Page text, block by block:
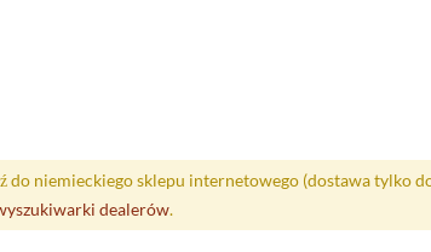
do niemieckiego sklepu internetowego (dostawa tylko
dealerów.